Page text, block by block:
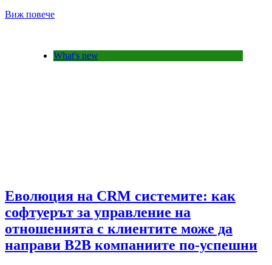
Виж повече
What's new
Еволюция на CRM системите: как
софтуерът за управление на
отношенията с клиентите може да
направи B2B компаниите по-успешни